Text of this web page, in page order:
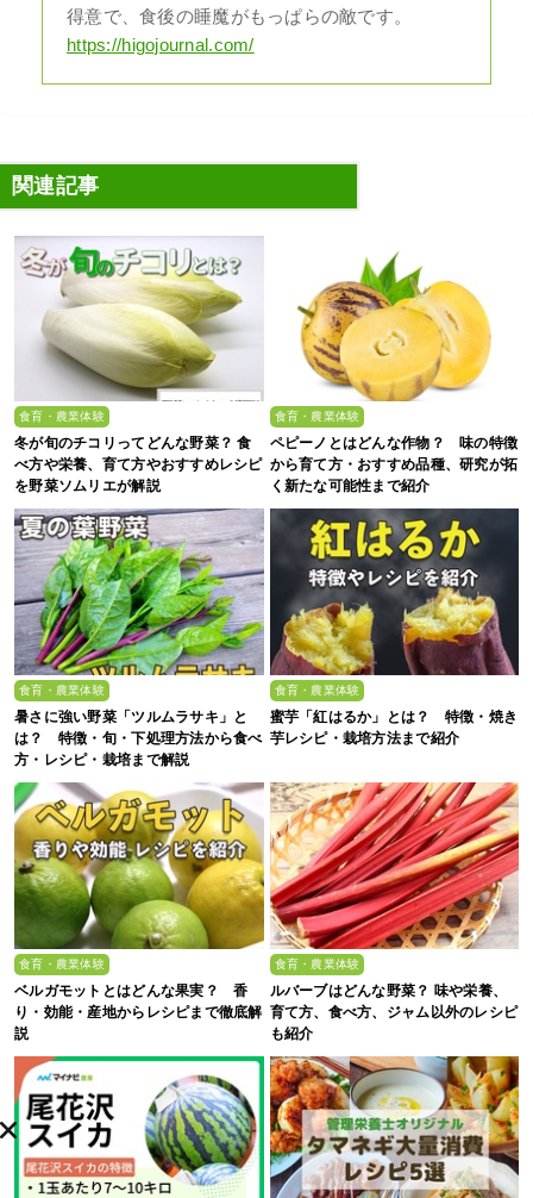
得意で、食後の睡魔がもっぱらの敵です。
https://higojournal.com/
関連記事
食育・農業体験
冬が旬のチコリってどんな野菜？ 食
べ方や栄養、育て方やおすすめレシピ
を野菜ソムリエが解説
食育・農業体験
ペピーノとはどんな作物？ 味の特徴
から育て方・おすすめ品種、研究が拓
く新たな可能性まで紹介
食育・農業体験
暑さに強い野菜「ツルムラサキ」と
は？ 特徴・旬・下処理方法から食べ
方・レシピ・栽培まで解説
食育・農業体験
蜜芋「紅はるか」とは？ 特徴・焼き
芋レシピ・栽培方法まで紹介
食育・農業体験
ベルガモットとはどんな果実？ 香
り・効能・産地からレシピまで徹底解
説
食育・農業体験
ルバーブはどんな野菜？ 味や栄養、
育て方、食べ方、ジャム以外のレシピ
も紹介